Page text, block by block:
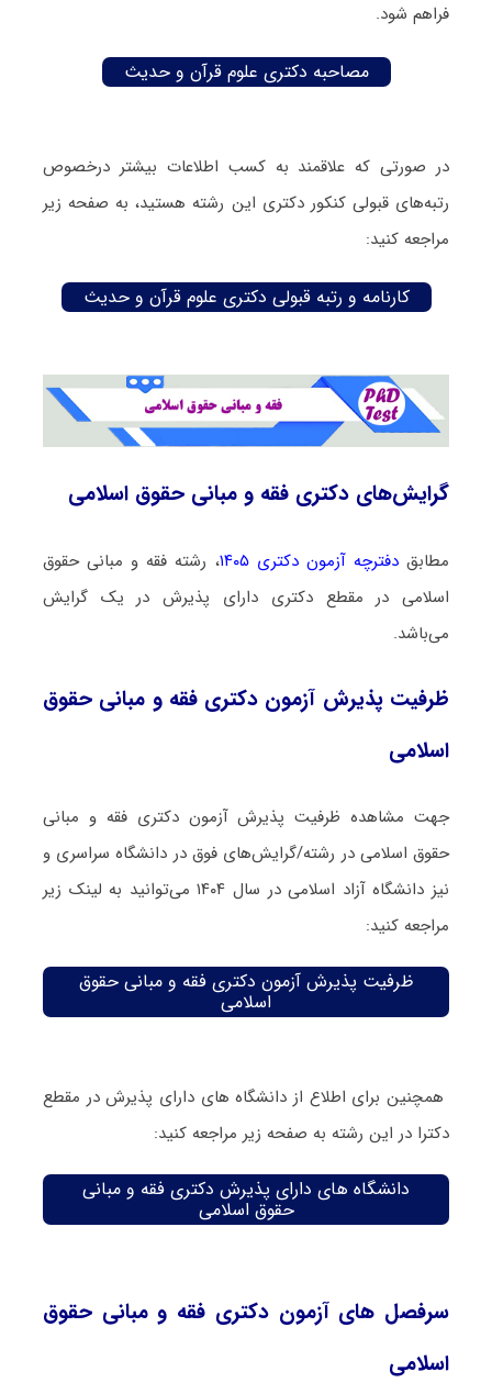
فراهم شود.
مصاحبه دکتری علوم قرآن و حدیث
در صورتی که علاقمند به کسب اطلاعات بیشتر درخصوص
رتبه‌های قبولی کنکور دکتری این رشته هستید، به صفحه زیر
مراجعه کنید:
کارنامه و رتبه قبولی دکتری علوم قرآن و حدیث
گرایش‌های دکتری فقه و مبانی حقوق اسلامی
مطابقدفترچه آزمون دکتری ۱۴۰۵
، رشته فقه و مبانی حقوق
اسلامی در مقطع دکتری دارای پذیرش در یک گرایش
می‌باشد.
ظرفیت پذیرش آزمون دکتری فقه و مبانی حقوق
اسلامی
جهت مشاهده ظرفیت پذیرش آزمون دکتری فقه و مبانی
حقوق اسلامی در رشته/گرایش‌های فوق در دانشگاه سراسری و
نیز دانشگاه آزاد اسلامی در سال ۱۴۰۴ می‌توانید به لینک زیر
مراجعه کنید:
ظرفیت پذیرش آزمون دکتری فقه و مبانی حقوق
اسلامی
همچنین برای اطلاع از دانشگاه های دارای پذیرش در مقطع
دکترا در این رشته به صفحه زیر مراجعه کنید:
دانشگاه های دارای پذیرش دکتری فقه و مبانی
حقوق اسلامی
سرفصل های آزمون دکتری فقه و مبانی حقوق
اسلامی